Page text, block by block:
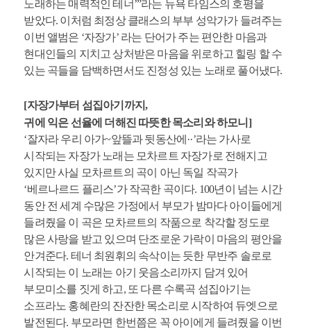
노래하는 매력적인 테너’”라는 뉴욕 타임스의 호평을
받았다. 이처럼 최정상 클래스의 부부 성악가가 들려주는
이번 앨범은 ‘자장가’ 라는 단어가 주는 편안한 마음과
현대인들의 지치고 상처받은 마음을 위로하고 힐링 할 수
있는 곡들을 담백하면서도 진정성 있는 노래로 풀어냈다.
[자장가부터 섬집아기까지,
귀에 익은 선율에 더해진 따뜻한 목소리와 하모니]
‘잘자라 우리 아가~앞뜰과 뒷동산에··’라는 가사로
시작되는 자장가 노래는 모차르트 자장가로 전해지고
있지만 사실 모차르트의 곡이 아닌 독일 작곡가
‘베르나르드 플리스’가 작곡한 곡이다. 100년이 넘는 시간
동안 전 세계 수많은 가정에서 부모가 밤마다 아이들에게
들려줬을 이 곡은 모차르트의 작품으로 착각할 정도로
많은 사랑을 받고 있으며 단조로운 가락이 마음의 평안을
안겨준다. 테너 최원휘의 속삭이는 듯한 무반주 솔로로
시작되는 이 노래는 아기 웃음소리까지 담겨 있어
부모미소를 짓게 하고, 또 다른 수록곡 섬집아기는
소프라노 홍혜란의 잔잔한 목소리로 시작하여 듀엣으로
발전된다. 부모라면 한번쯤은 꼭 아이에게 들려줬을 이번